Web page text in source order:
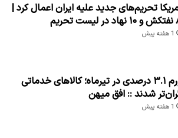
تحریم‌های جدید علیه ایران اعمال کرد |
تحریم
1 هفته پیش
ورم ۳.۱ درصدی در تیرماه؛ کالاهای خدماتی
شدند :: افق میهن
1 هفته پیش